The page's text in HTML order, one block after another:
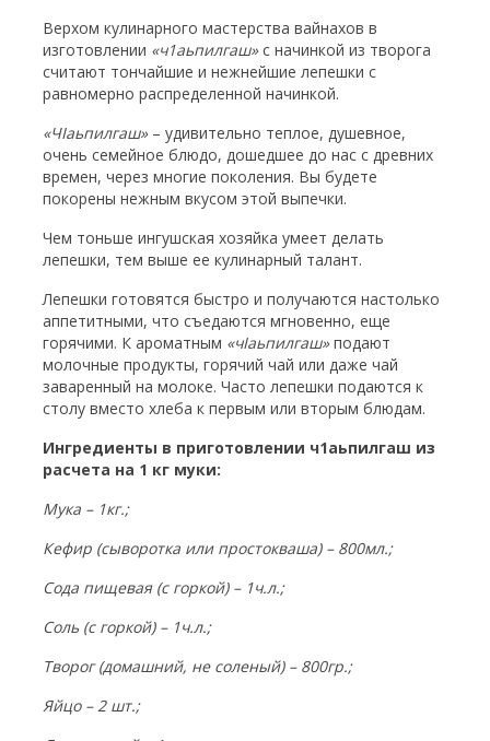
Верхом кулинарного мастерства вайнахов в
изготовлении «ч1аьпилгаш»с начинкой из творога
считают тончайшие и нежнейшие лепешки с
равномерно распределенной начинкой.
«ЧIаьпилгаш»– удивительно теплое, душевное,
очень семейное блюдо, дошедшее до нас с древних
времен, через многие поколения. Вы будете
покорены нежным вкусом этой выпечки.
Чем тоньше ингушская хозяйка умеет делать
лепешки, тем выше ее кулинарный талант.
Лепешки готовятся быстро и получаются настолько
аппетитными, что съедаются мгновенно, еще
горячими. К ароматным «чIаьпилгаш»подают
молочные продукты, горячий чай или даже чай
заваренный на молоке. Часто лепешки подаются к
столу вместо хлеба к первым или вторым блюдам.
Ингредиенты в приготовлении ч1аьпилгаш из
расчета на 1 кг муки:
Мука – 1кг.;
Кефир (сыворотка или простокваша) – 800мл.;
Сода пищевая (с горкой) – 1ч.л.;
Соль (с горкой) – 1ч.л.;
Творог (домашний, не соленый) – 800гр.;
Яйцо – 2 шт.;